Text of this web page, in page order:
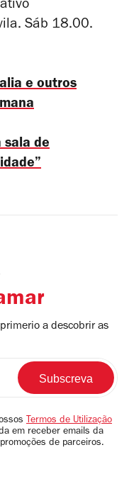
Sáb 18.00.
e outros
sala de
a descobrir as
Termos de Utilização
em receber emails da
de parceiros.